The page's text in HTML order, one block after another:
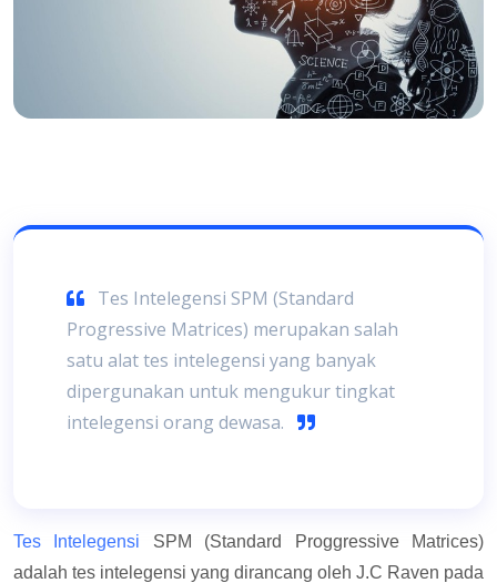
Tes Intelegensi SPM (Standard
Progressive Matrices) merupakan salah
satu alat tes intelegensi yang banyak
dipergunakan untuk mengukur tingkat
intelegensi orang dewasa.
Tes Intelegensi SPM (Standard Proggressive Matrices)
adalah tes intelegensi yang dirancang oleh J.C Raven pada